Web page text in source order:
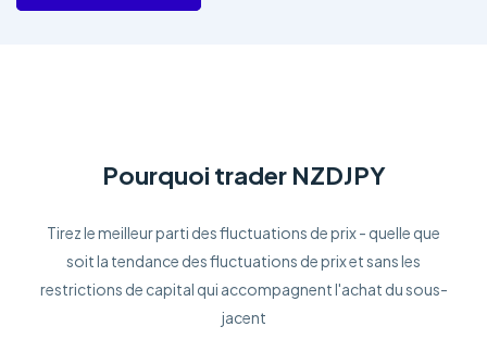
Pourquoi trader NZDJPY
Tirez le meilleur parti des fluctuations de prix - quelle que
soit la tendance des fluctuations de prix et sans les
restrictions de capital qui accompagnent l'achat du sous-
jacent